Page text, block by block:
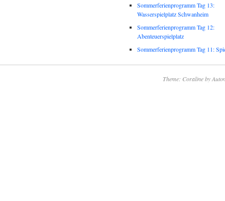
Sommerferienprogramm Tag 13:
Wasserspielplatz Schwanheim
Sommerferienprogramm Tag 12:
Abenteuerspielplatz
Sommerferienprogramm Tag 11:
Theme: Coraline by